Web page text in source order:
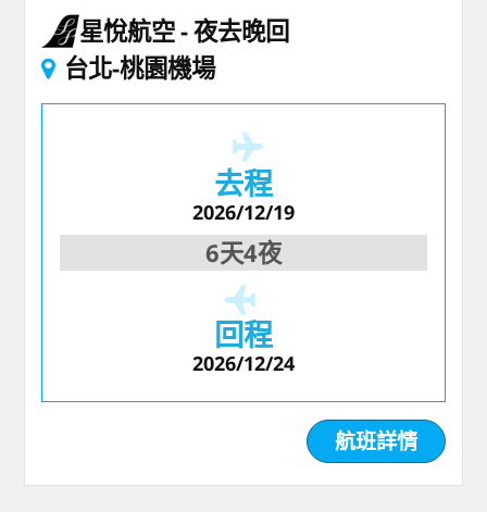
星悅航空 夜去晚回
台北-桃園機場
去程
2026/12/19
6天4夜
回程
2026/12/24
航班詳情